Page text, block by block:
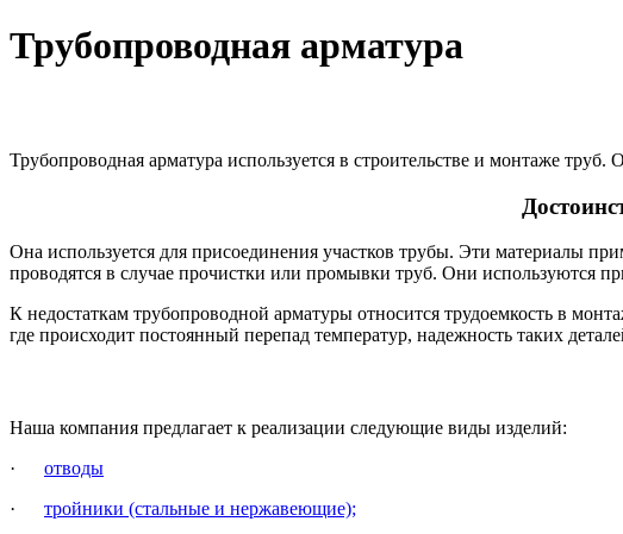
Трубопроводная арматура
Трубопроводная арматура используется в строительстве и монтаже
Она используется для присоединения участков трубы. Эти материалы
проводятся в случае прочистки или промывки труб. Они используются
К недостаткам трубопроводной арматуры относится трудоемкость в
где происходит постоянный перепад температур, надежность таких
Наша компания предлагает к реализации следующие виды изделий:
· отводы
· тройники (стальные и нержавеющие);